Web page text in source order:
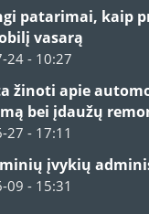
patarimai, kaip
vasarą
24 - 10:27
žinoti apie
bei įdaužų
27 - 17:11
įvykių
09 - 15:31